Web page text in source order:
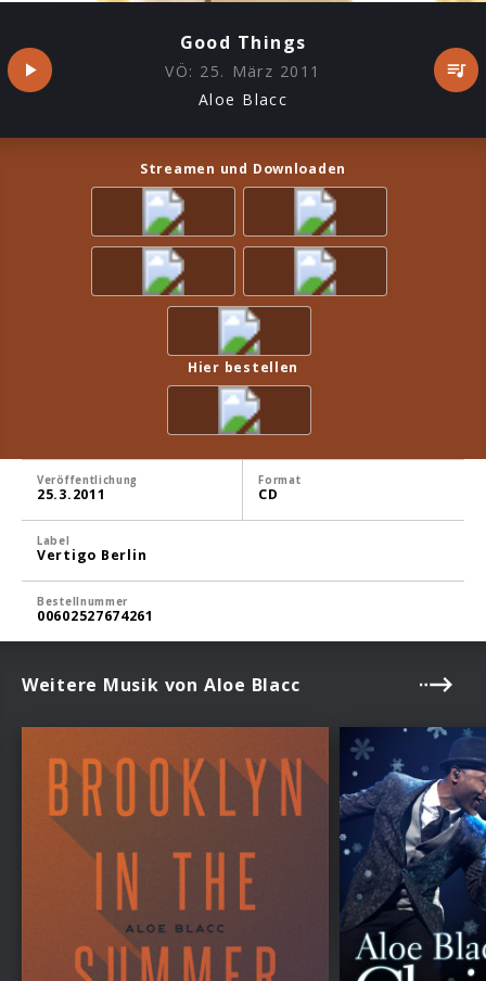
Good Things
VÖ: 25. März 2011
Aloe Blacc
Streamen und Downloaden
Hier bestellen
Veröffentlichung
25.3.2011
Format
CD
Label
Vertigo Berlin
Bestellnummer
00602527674261
Weitere Musik von Aloe Blacc